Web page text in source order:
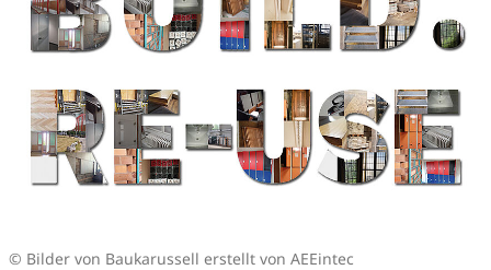
© Bilder von Baukarussell erstellt von AEEintec